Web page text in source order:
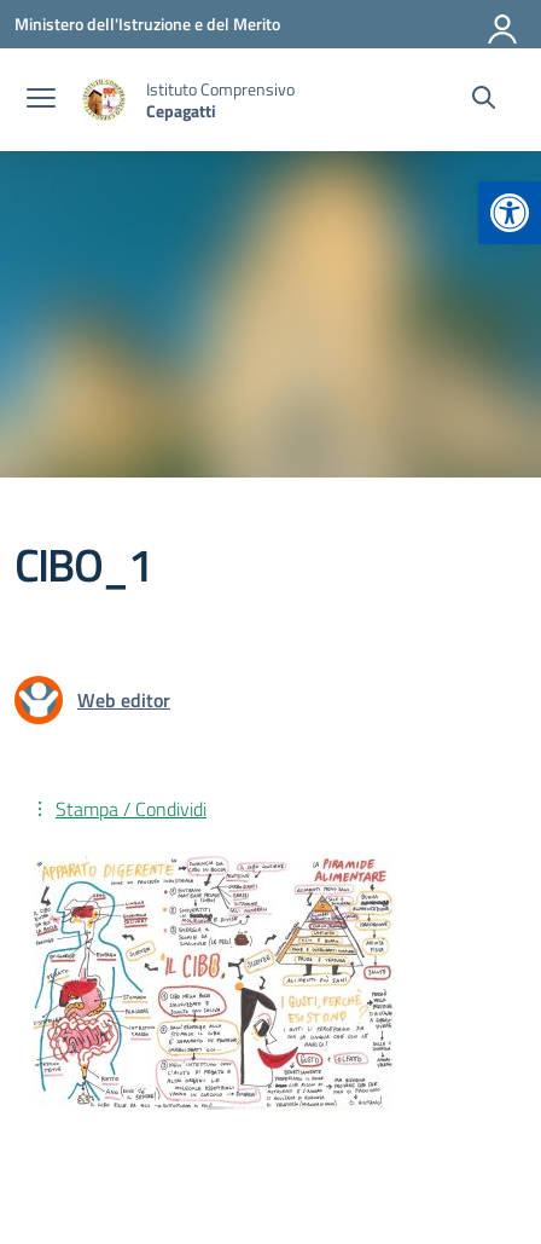
Vai ai contenuti
Vai al menu di navigazione
Vai al footer
Ministero dell'Istruzione e del Merito
Istituto Comprensivo
Cepagatti
CIBO_1
Web editor
Stampa / Condividi